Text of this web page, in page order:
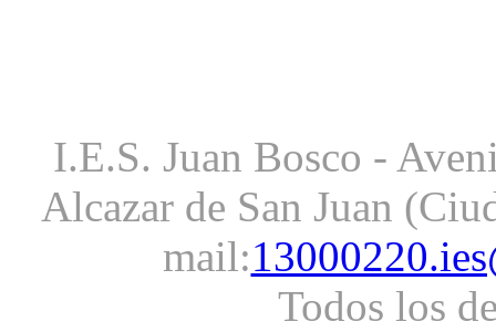
I.E.S. Juan Bosco -
Alcazar de San Juan
mail:
Todos los